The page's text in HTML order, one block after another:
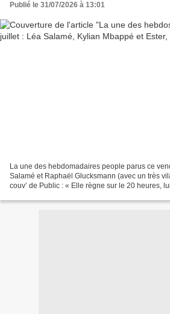
Publié le 31/07/2026 à 13:01
La une des hebdomadaires people parus ce
Salamé et Raphaël Glucksmann (avec un très
couv’ de Public : « Elle règne sur le 20 heures,